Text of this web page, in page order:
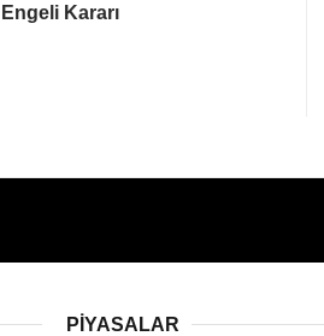
Engeli Kararı
PIYASALAR